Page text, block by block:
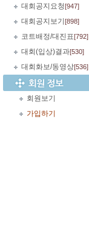
대회공지요청[947]
대회공지보기 [898]
코트배정/대진표[792]
대회(입상)결과[530]
대회화보/동영상[536]
회원보기
가입하기